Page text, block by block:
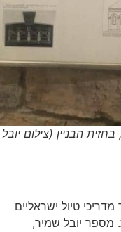
הבניין (צילום יובל
טיול ישראליים
יובל שמיר,